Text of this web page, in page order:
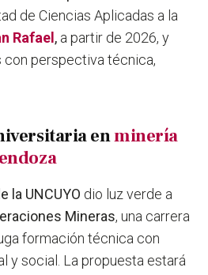
de Ciencias Aplicadas a la
Rafael , a partir de 2026, y
perspectiva técnica,
enminería
la UNCUYO dio luz verde a
Mineras, una carrera
formación técnica con
y social. La propuesta estará